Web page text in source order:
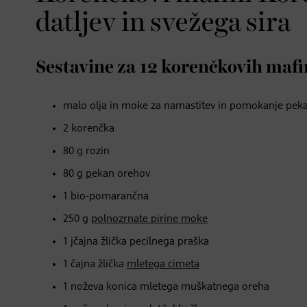
datljev in svežega sira
Sestavine za 12 korenčkovih
malo olja in moke za namastitev in pomokanje
2 korenčka
80 g rozin
80 g pekan orehov
1 bio-pomarančna
250 g polnozrnate pirine moke
1 jčajna žlička pecilnega praška
1 čajna žlička mletega cimeta
1 noževa konica mletega muškatnega oreha